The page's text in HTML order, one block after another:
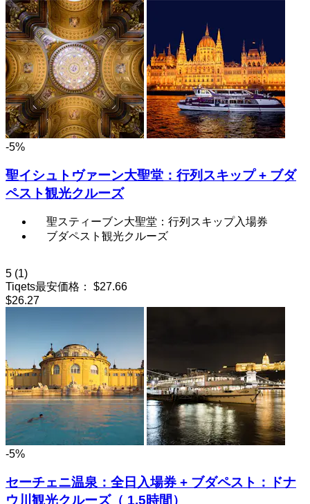
-5%
聖イシュトヴァーン大聖堂：行列スキップ + ブダ
ペスト観光クルーズ
聖スティーブン大聖堂：行列スキップ入場券
ブダペスト観光クルーズ
5 (1)
Tiqets最安価格：
$27.66
$26.27
-5%
セーチェニ温泉：全日入場券 + ブダペスト：ドナ
ウ川観光クルーズ（ 1.5時間）